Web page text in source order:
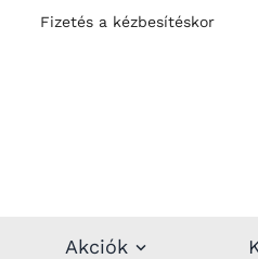
Fizetés a kézbesítéskor
Akciók